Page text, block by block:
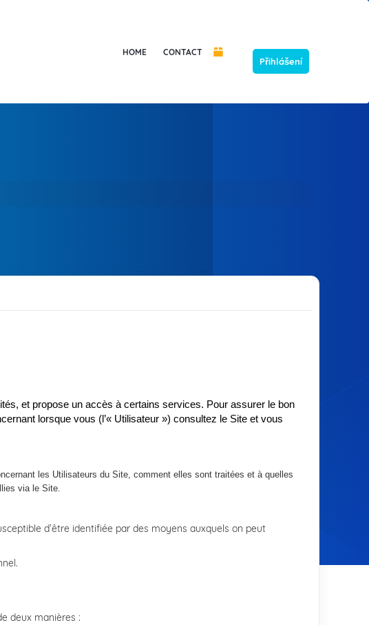
HOME CONTACT
Přihlášení
et propose un accès à certains services. Pour assurer le bon
lorsque vous (l’« Utilisateur ») consultez le Site et vous
les Utilisateurs du Site, comment elles sont traitées et à quelles
via le Site.
d’être identifiée par des moyens auxquels on peut
deux manières :